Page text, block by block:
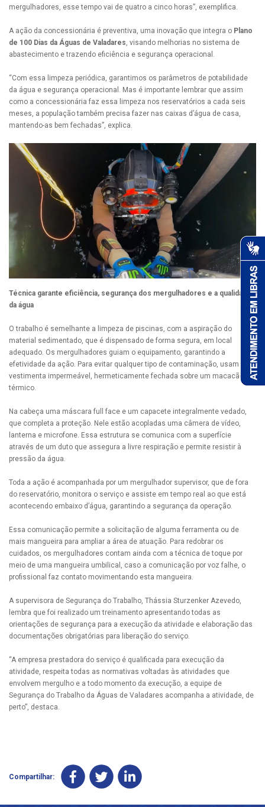
mergulhadores, esse tempo vai de quatro a cinco horas”, exemplifica.
A ação da concessionária é preventiva, uma inovação que integra o Plano
de 100 Dias da Águas de Valadares, visando melhorias no sistema de
abastecimento e trazendo eficiência e segurança operacional.
“Com essa limpeza periódica, garantimos os parâmetros de potabilidade
da água e segurança operacional. Mas é importante lembrar que assim
como a concessionária faz essa limpeza nos reservatórios a cada seis
meses, a população também precisa fazer nas caixas d’água de casa,
mantendo-as bem fechadas”, explica.
Técnica garante eficiência, segurança dos mergulhadores e a qualidade
da água
O trabalho é semelhante a limpeza de piscinas, com a aspiração do
material sedimentado, que é dispensado de forma segura, em local
adequado. Os mergulhadores guiam o equipamento, garantindo a
efetividade da ação. Para evitar qualquer tipo de contaminação, usam uma
vestimenta impermeável, hermeticamente fechada sobre um macacão
térmico.
Na cabeça uma máscara full face e um capacete integralmente vedado,
que completa a proteção. Nele estão acopladas uma câmera de vídeo,
lanterna e microfone. Essa estrutura se comunica com a superfície
através de um duto que assegura a livre respiração e permite resistir à
pressão da água.
Toda a ação é acompanhada por um mergulhador supervisor, que de fora
do reservatório, monitora o serviço e assiste em tempo real ao que está
acontecendo embaixo d’água, garantindo a segurança da operação.
Essa comunicação permite a solicitação de alguma ferramenta ou de
mais mangueira para ampliar a área de atuação. Para redobrar os
cuidados, os mergulhadores contam ainda com a técnica de toque por
meio de uma mangueira umbilical, caso a comunicação por voz falhe, o
profissional faz contato movimentando esta mangueira.
A supervisora de Segurança do Trabalho, Thássia Sturzenker Azevedo,
lembra que foi realizado um treinamento apresentando todas as
orientações de segurança para a execução da atividade e elaboração das
documentações obrigatórias para liberação do serviço.
“A empresa prestadora do serviço é qualificada para execução da
atividade, respeita todas as normativas voltadas às atividades que
envolvem mergulho e a todo momento da execução, a equipe de
Segurança do Trabalho da Águas de Valadares acompanha a atividade, de
perto”, destaca.
Compartilhar: